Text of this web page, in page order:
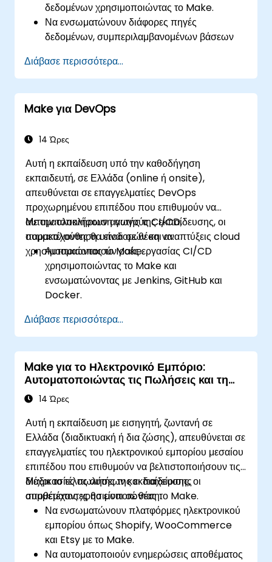
δεδομένων χρησιμοποιώντας το Make.
Να ενσωματώνουν διάφορες πηγές
δεδομένων, συμπεριλαμβανομένων βάσεων
Να υλοποιούν συγχρονισμό και
μετασχηματισμό δεδομένων σε πραγματικό
χρόνο.
Να βελτιστοποιούν και να επιλύουν
εργασίας.
Διάβασε περισσότερα...
Make για DevOps
14 Ώρες
Αυτή η εκπαίδευση υπό την καθοδήγηση
εκπαιδευτή, σε Ελλάδα (online ή onsite),
απευθύνεται σε επαγγελματίες DevOps
προχωρημένου επιπέδου που επιθυμούν να
αυτοματοποιήσουν αγωγούς CI/CD,
παρακολούθηση υποδομών και αναπτύξεις cloud
χρησιμοποιώντας το Make.
Με την ολοκλήρωση αυτής της εκπαίδευσης, οι
συμμετέχοντες θα είναι σε θέση να:
Αυτοματοποιούν ροές εργασίας CI/CD
χρησιμοποιώντας το Make και
ενσωματώνοντας με Jenkins, GitHub και
Docker.
την προμήθεια και την παρακολούθηση πόρων
cloud.
Υλοποιούν αποτελεσματικό αυτοματισμό ροών
εργασίας για την ανάπτυξη κώδικα, τις δοκιμές
και τις στρατηγικές επαναφοράς.
Βελτιστοποιούν την ενορχήστρωση υποδομών
ενσωματώσεις του Make.
Διάβασε περισσότερα...
Make για το Ηλεκτρονικό Εμπόριο:
Αυτοματοποιώντας τις Πωλήσεις και τη
Διαχείριση Αποθέματος
14 Ώρες
Αυτή η εκπαίδευση με εισηγητή, ζωντανή σε
Ελλάδα (διαδικτυακή ή δια ζώσης), απευθύνεται σε
επαγγελματίες του ηλεκτρονικού εμπορίου μεσαίου
επιπέδου που επιθυμούν να βελτιστοποιήσουν τις
διαδικασίες πωλήσεων και διαχείρισης
αποθέματος χρησιμοποιώντας το Make.
Μέχρι το τέλος αυτής της εκπαίδευσης, οι
συμμετέχοντες θα είναι σε θέση:
Να ενσωματώνουν πλατφόρμες ηλεκτρονικού
εμπορίου όπως Shopify, WooCommerce
και Etsy με το Make.
Να αυτοματοποιούν ενημερώσεις αποθέματος